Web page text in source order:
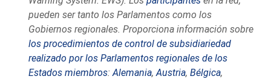
pueden ser tanto los Parlamentos como los
Gobiernos regionales. Proporciona información sobre
los procedimientos de control de subsidiariedad
realizado por los Parlamentos regionales de los
Estados miembros:Alemania,Austria,Bélgica,